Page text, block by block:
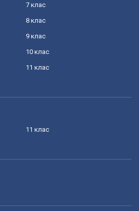
7 клас
8 клас
9 клас
10 клас
11 клас
11 клас